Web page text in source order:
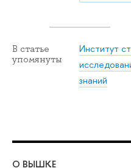
В статье
упомянуты
Институт
знаний
О ВЫШКЕ